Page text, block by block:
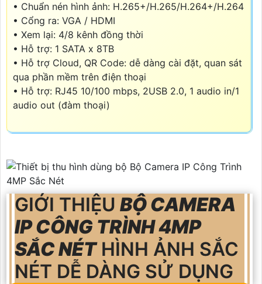
• Chuẩn nén hình ảnh: H.265+/H.265/H.264+/H.264
• Cổng ra: VGA / HDMI
• Xem lại: 4/8 kênh đồng thời
• Hỗ trợ: 1 SATA x 8TB
• Hỗ trợ Cloud, QR Code: dễ dàng cài đặt, quan sát
qua phần mềm trên điện thoại
• Hỗ trợ: RJ45 10/100 mbps, 2USB 2.0, 1 audio in/1
audio out (đàm thoại)
GIỚI THIỆU BỘ CAMERA
IP CÔNG TRÌNH 4MP
SẮC NÉTHÌNH ẢNH SẮC
NÉT DỄ DÀNG SỬ DỤNG